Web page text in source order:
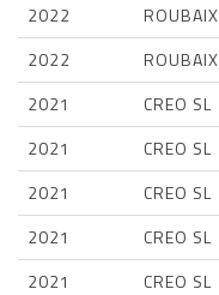
2022
ROUBAIX
2022
ROUBAIX
2021
CREO SL
2021
CREO SL
2021
CREO SL
2021
CREO SL
2021
CREO SL